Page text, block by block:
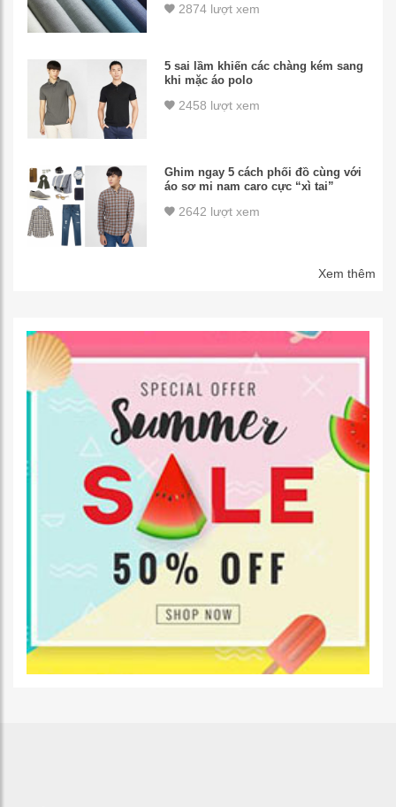
2874 lượt xem
5 sai lầm khiến các chàng kém sang
khi mặc áo polo
2458 lượt xem
Ghim ngay 5 cách phối đồ cùng với
áo sơ mi nam caro cực “xì tai”
2642 lượt xem
Xem thêm